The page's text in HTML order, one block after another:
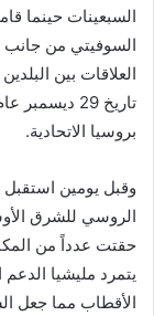
السبعينات حينما
العلاقات بين
بروسيا الاتحادية.
وقبل يومين استقبل
الروسي للشرق
حقتت عدداً من
يتمرد مليشيا
الأقطاب مما جعل